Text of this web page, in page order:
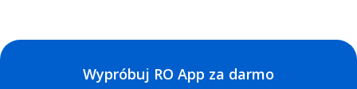
Wypróbuj RO App za darmo